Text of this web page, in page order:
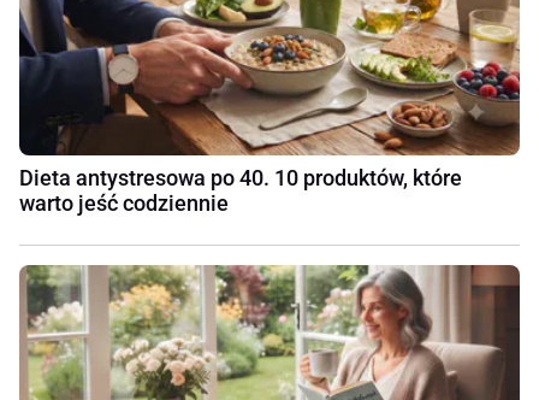
Dieta antystresowa po 40. 10 produktów, które
warto jeść codziennie